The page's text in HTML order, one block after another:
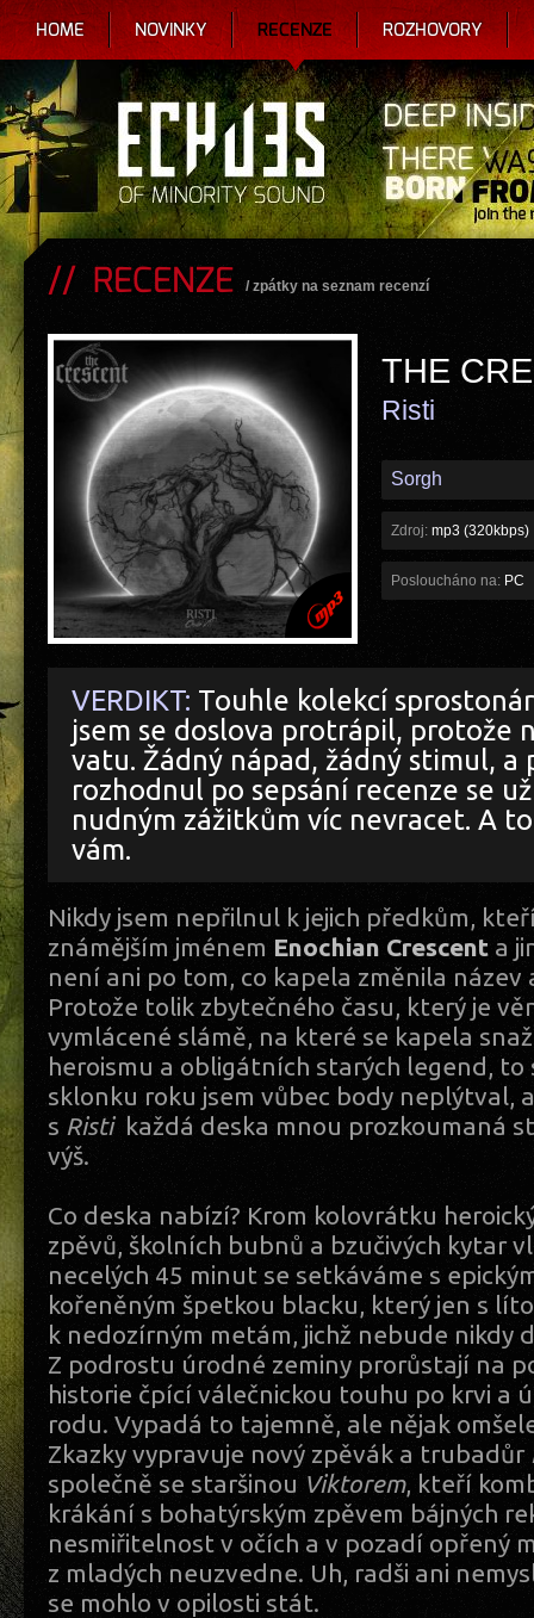
HOME NOVINKY RECENZE ROZHOVORY
RECENZE / zpátky na seznam recenzí
THE
Risti
Sorgh
Zdroj: mp3 (320kbps)
Posloucháno na: PC
VERDIKT: Touhle kolekcí
jsem se doslova protrápil, protože
vatu. Žádný nápad, žádný stimul, a
rozhodnul po sepsání recenze se
nudným zážitkům víc nevracet. A
vám.
Nikdy jsem nepřilnul k jejich předkům,
známějším jménem Enochian Crescent a
není ani po tom, co kapela změnila název
Protože tolik zbytečného času, který je
vymlácené slámě, na které se kapela
heroismu a obligátních starých legend, to
sklonku roku jsem vůbec body neplýtval,
s Risti každá deska mnou prozkoumaná
výš.
Co deska nabízí? Krom kolovrátku
zpěvů, školních bubnů a bzučivých kytar
necelých 45 minut se setkáváme s
kořeněným špetkou blacku, který jen s
k nedozírným metám, jichž nebude nikdy
Z podrostu úrodné zeminy prorůstají na
historie čpící válečnickou touhu po krvi a
rodu. Vypadá to tajemně, ale nějak
Zkazky vypravuje nový zpěvák a trubadůr
společně se staršinou Viktorem, kteří
krákání s bohatýrským zpěvem bájných
nesmiřitelnost v očích a v pozadí opřený
z mladých neuzvedne. Uh, radši ani
se mohlo v opilosti stát.